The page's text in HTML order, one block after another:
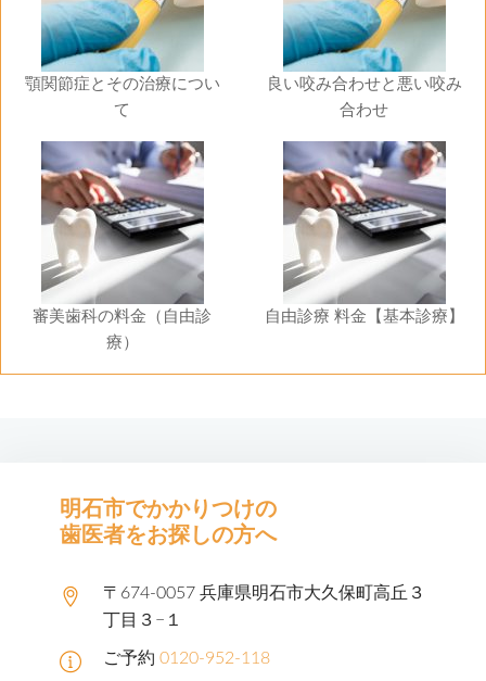
顎関節症とその治療につい
て
良い咬み合わせと悪い咬み
合わせ
審美歯科の料金（自由診
療）
自由診療 料金【基本診療】
明石市でかかりつけの
歯医者をお探しの方へ
〒674-0057 兵庫県明石市大久保町高丘３
丁目３−１
ご予約 0120-952-118